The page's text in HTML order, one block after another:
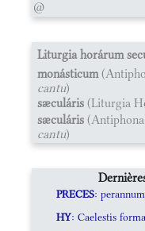
@
Liturgia horárum
monásticum
cantu)
sæculáris (Liturgia
sæculáris
cantu)
PRECES:
HY: Caelestis